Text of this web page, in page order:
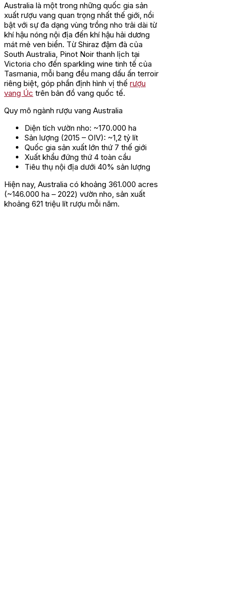
Australia là một trong những quốc gia sản
xuất rượu vang quan trọng nhất thế giới, nổi
bật với sự đa dạng vùng trồng nho trải dài từ
khí hậu nóng nội địa đến khí hậu hải dương
mát mẻ ven biển. Từ Shiraz đậm đà của
South Australia, Pinot Noir thanh lịch tại
Victoria cho đến sparkling wine tinh tế của
Tasmania, mỗi bang đều mang dấu ấn terroir
riêng biệt, góp phần định hình vị thế rượu
vang Úc trên bản đồ vang quốc tế.
Quy mô ngành rượu vang Australia
Diện tích vườn nho: ~170.000 ha
Sản lượng (2015 – OIV): ~1,2 tỷ lít
Quốc gia sản xuất lớn thứ 7 thế giới
Xuất khẩu đứng thứ 4 toàn cầu
Tiêu thụ nội địa dưới 40% sản lượng
Hiện nay, Australia có khoảng 361.000 acres
(~146.000 ha – 2022) vườn nho, sản xuất
khoảng 621 triệu lít rượu mỗi năm.